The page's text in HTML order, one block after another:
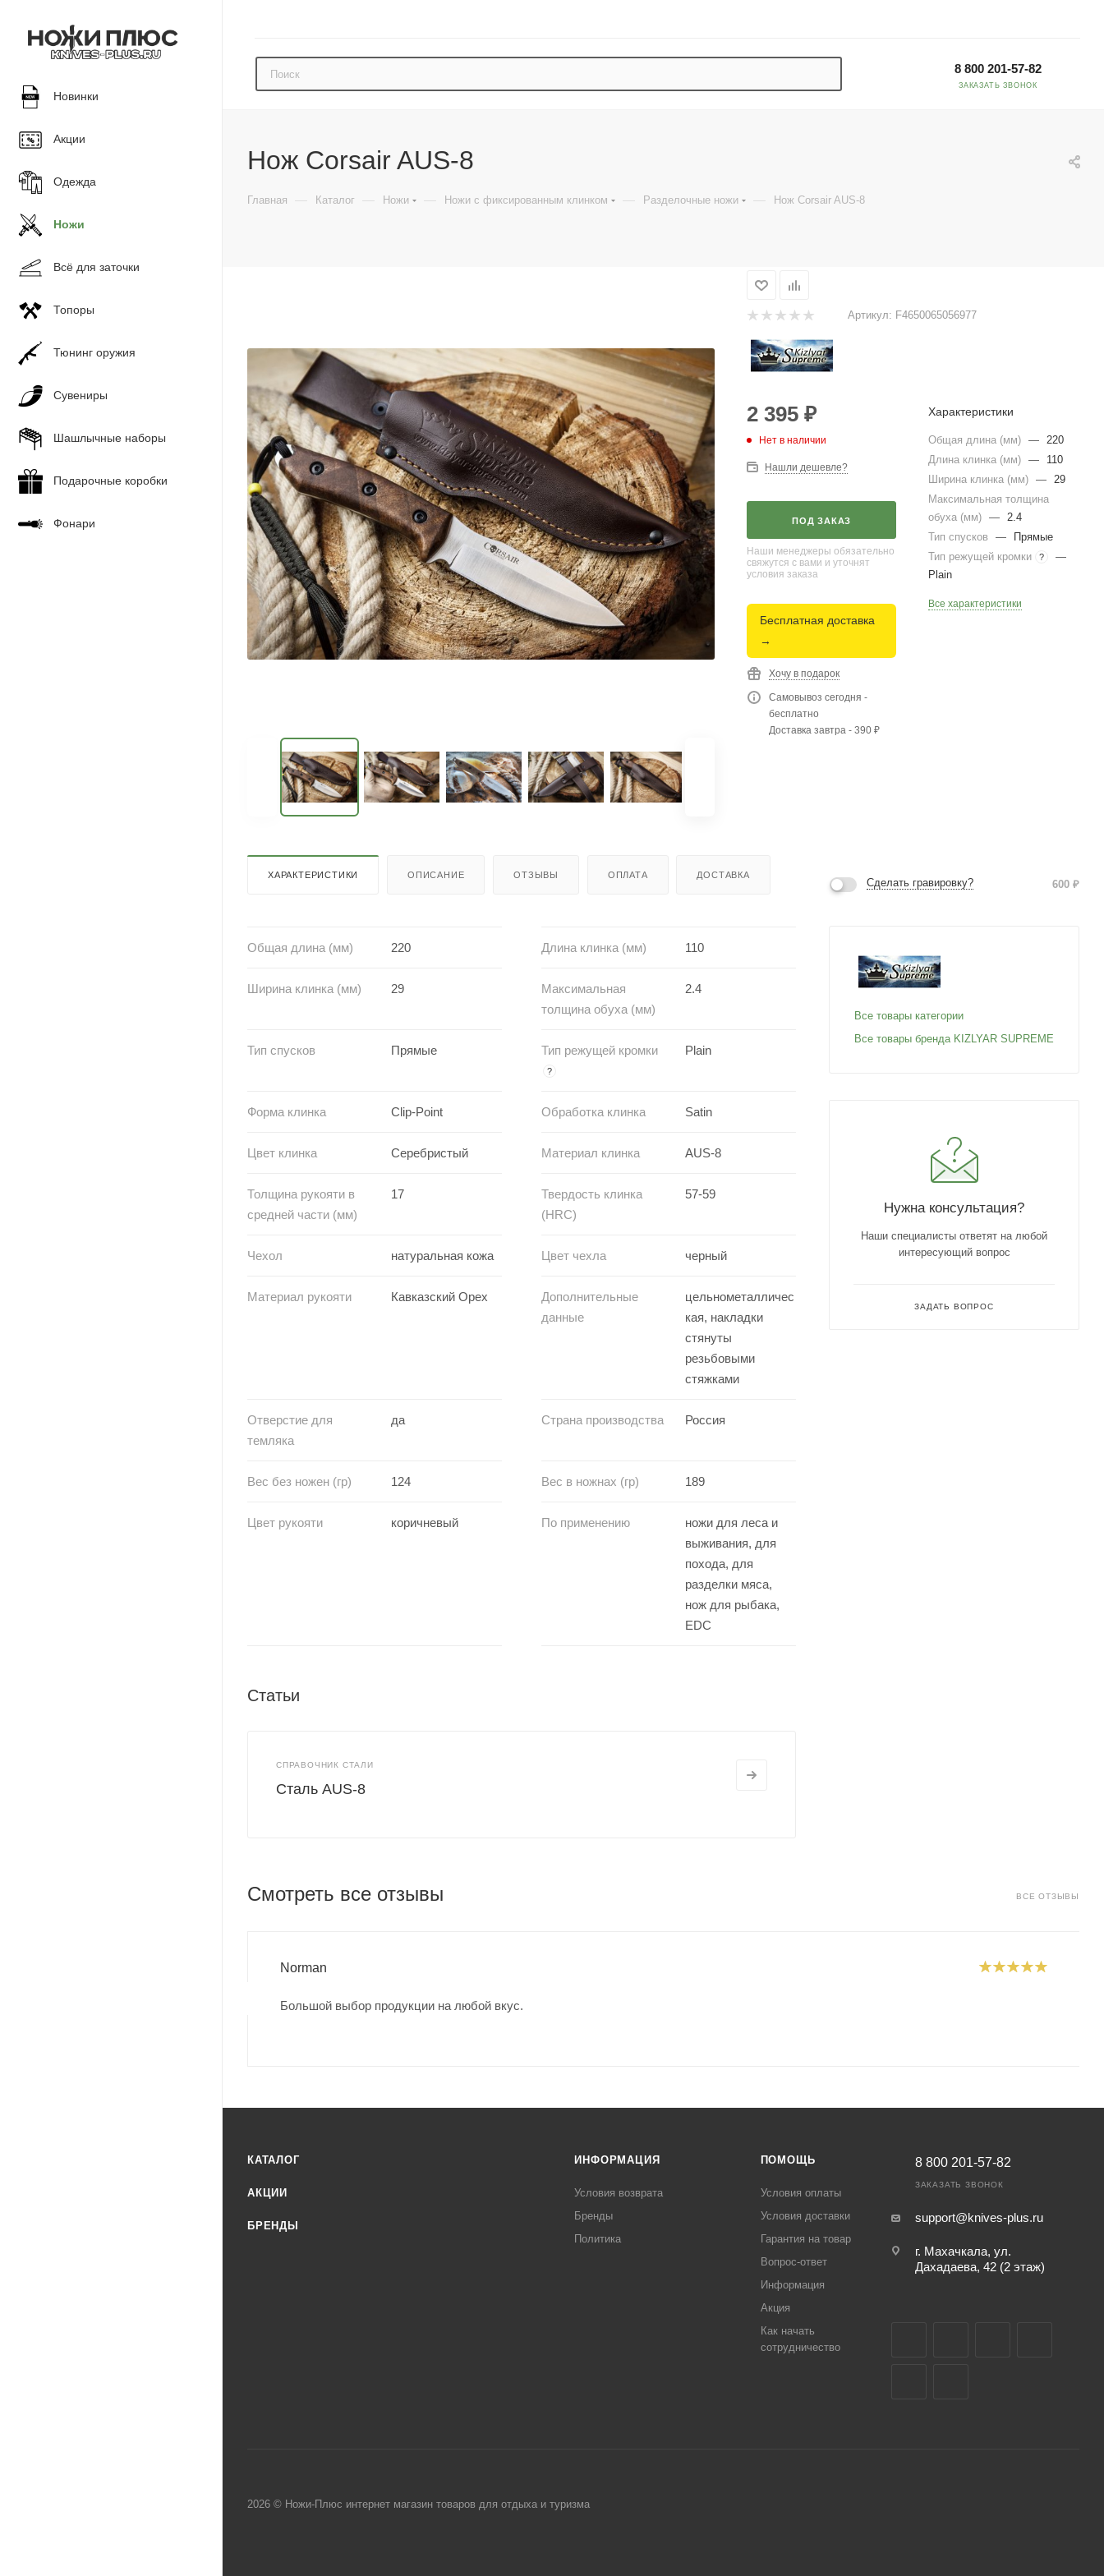
8 800 201-57-82
ЗАКАЗАТЬ ЗВОНОК
Новинки
Акции
Одежда
Ножи
Всё для заточки
Топоры
Тюнинг оружия
Сувениры
Шашлычные наборы
Подарочные коробки
Фонари
Нож Corsair AUS-8
Главная — Каталог — Ножи — Ножи с фиксированным клинком — Разделочные ножи — Нож Corsair AUS-8
Артикул: F4650065056977
2 395₽
Нет в наличии
Нашли дешевле?
ПОД ЗАКАЗ
Наши менеджеры обязательно
свяжутся с вами и уточнят
условия заказа
Бесплатная доставка
→
Хочу в подарок
Самовывоз сегодня -
бесплатно
Доставка завтра - 390 ₽
Характеристики
Общая длина (мм) —
220
Длина клинка (мм)
—
110
Ширина клинка (мм)
—
29
Максимальная толщина
обуха (мм)
—
2.4
Тип спусков
—
Прямые
Тип режущей кромки
?
—
Plain
Все характеристики
ХАРАКТЕРИСТИКИ ОПИСАНИЕ ОТЗЫВЫ ОПЛАТА ДОСТАВКА
Общая длина (мм) 220 Длина клинка (мм) 110
Ширина клинка (мм) 29
Максимальная
толщина обуха (мм)
2.4
Тип спусков Прямые Тип режущей кромки
?
Plain
Форма клинка Clip-Point Обработка клинка Satin
Цвет клинка Серебристый Материал клинка AUS-8
Толщина рукояти в
средней части (мм)
17
Твердость клинка
(HRC)
57-59
Чехол натуральная кожа Цвет чехла черный
Материал рукояти Кавказский Орех
Дополнительные
данные
цельнометалличес
кая, накладки
стянуты
резьбовыми
стяжками
Отверстие для
темляка
да Страна производства Россия
Вес без ножен (гр) 124 Вес в ножнах (гр) 189
Цвет рукояти коричневый По применению
ножи для леса и
выживания, для
похода, для
разделки мяса,
нож для рыбака,
EDC
Статьи
СПРАВОЧНИК СТАЛИ
Сталь AUS-8
Сделать гравировку? 600 ₽
Все товары категории
Все товары бренда KIZLYAR SUPREME
Нужна консультация?
Наши специалисты ответят на любой
интересующий вопрос
ЗАДАТЬ ВОПРОС
Смотреть все отзывы ВСЕ ОТЗЫВЫ
Norman
Большой выбор продукции на любой вкус.
КАТАЛОГ
АКЦИИ
БРЕНДЫ
ИНФОРМАЦИЯ
Условия возврата
Бренды
Политика
ПОМОЩЬ
Условия оплаты
Условия доставки
Гарантия на товар
Вопрос-ответ
Информация
Акция
Как начать
сотрудничество
8 800 201-57-82
ЗАКАЗАТЬ ЗВОНОК
support@knives-plus.ru
г. Махачкала, ул.
Дахадаева, 42 (2 этаж)
2026 © Ножи-Плюс интернет магазин товаров для отдыха и туризма